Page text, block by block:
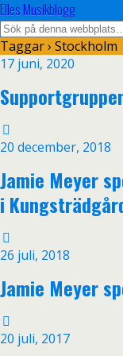
Elles Musikblogg
Taggar › Stockholm
17 juni, 2020
20 december, 2018
Jamie Meyer
i
26 juli, 2018
Jamie Meyer
20 juli, 2017